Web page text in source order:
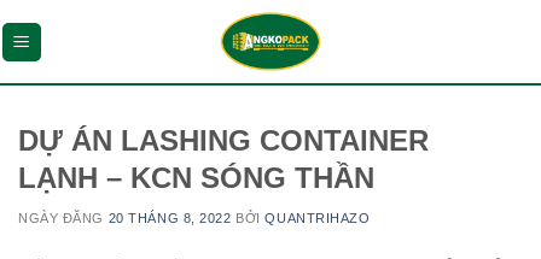
đến
DỰ ÁN LASHING CONTAINER
LẠNH – KCN SÓNG THẦN
NGÀY ĐĂNG 20 THÁNG 8, 2022 BỞIQUANTRIHAZO